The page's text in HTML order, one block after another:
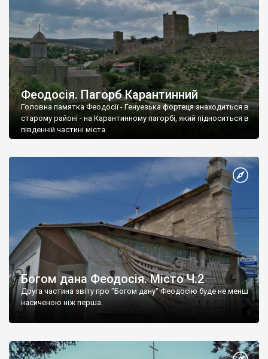
Феодосія. Пагорб Карантинний
Головна памятка Феодосії - Генуезька фортеця знаходиться в
старому районі - на Карантинному пагорбі, який підноситься в
південній частині міста.
Богом дана Феодосія. Місто Ч.2
Друга частина звіту про "Богом дану" Феодосію буде не менш
насиченою ніж перша.